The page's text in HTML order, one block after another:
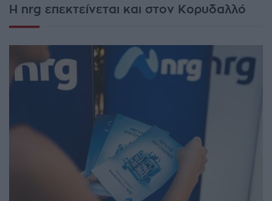
Η nrg επεκτείνεται και στον Κορυδαλλό